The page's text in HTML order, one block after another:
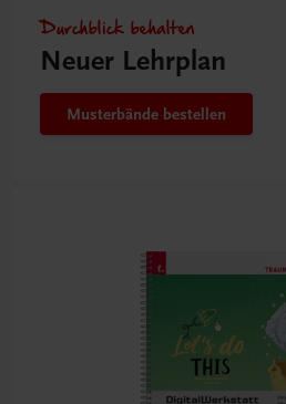
Durchblick behalten
Neuer Lehrplan
Musterbände bestellen